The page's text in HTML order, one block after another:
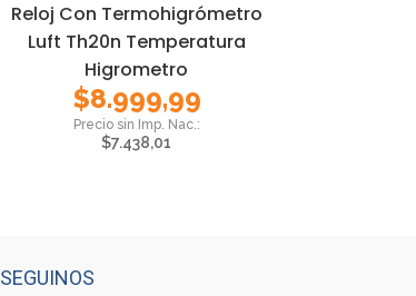
Reloj Con Termohigrómetro
Luft Th20n Temperatura
Higrometro
$8.999,99
$7.438,01
SEGUINOS